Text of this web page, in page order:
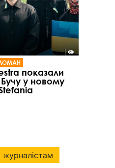
показали
у новому
Stefania